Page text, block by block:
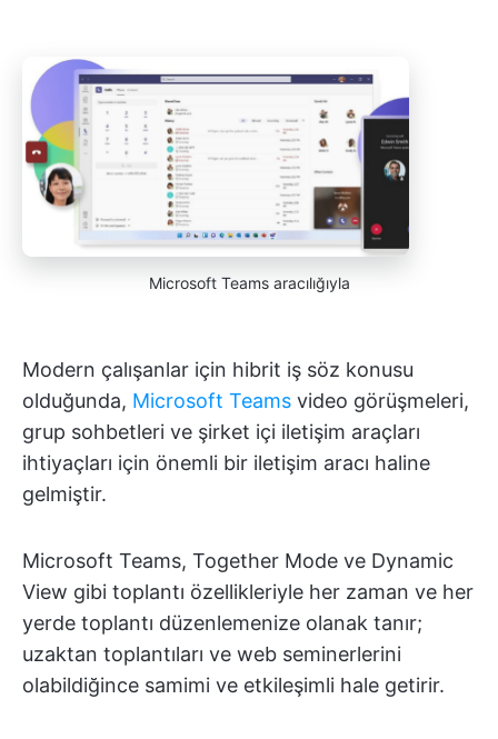
Microsoft Teams aracılığıyla
Modern çalışanlar için hibrit iş söz konusu
olduğunda, Microsoft Teams video görüşmeleri,
grup sohbetleri ve şirket içi iletişim araçları
ihtiyaçları için önemli bir iletişim aracı haline
gelmiştir.
Microsoft Teams, Together Mode ve Dynamic
View gibi toplantı özellikleriyle her zaman ve her
yerde toplantı düzenlemenize olanak tanır;
uzaktan toplantıları ve web seminerlerini
olabildiğince samimi ve etkileşimli hale getirir.